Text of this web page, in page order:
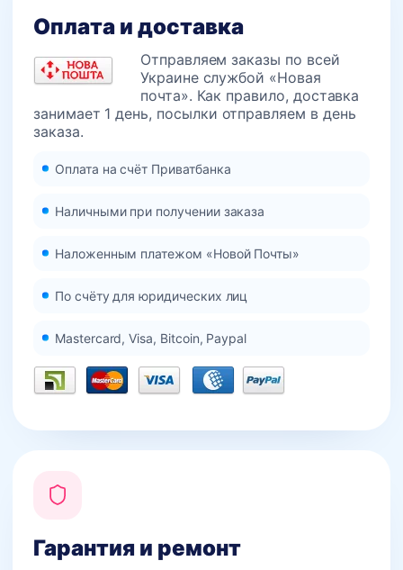
Оплата и доставка
Отправляем заказы по всей
Украине службой «Новая
почта». Как правило, доставка
занимает 1 день, посылки отправляем в день
заказа.
Оплата на счёт Приватбанка
Наличными при получении заказа
Наложенным платежом «Новой Почты»
По счёту для юридических лиц
Mastercard, Visa, Bitcoin, Paypal
Гарантия и ремонт